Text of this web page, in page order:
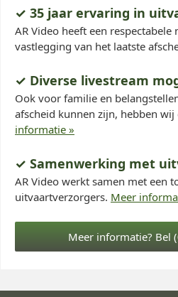
✓ 35 jaar ervaring in
AR Video heeft een
vastlegging van het laatste
✓ Diverse livestream
Ook voor familie en
afscheid kunnen zijn, hebben wij
informatie »
✓ Samenwerking met
AR Video werkt samen met een
uitvaartverzorgers. Meer